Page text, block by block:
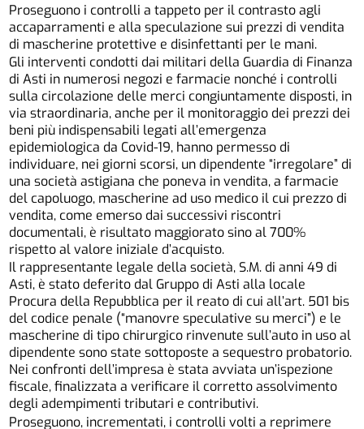
Proseguono i controlli a tappeto per il contrasto agli
accaparramenti e alla speculazione sui prezzi di vendita
di mascherine protettive e disinfettanti per le mani.
Gli interventi condotti dai militari della Guardia di Finanza
di Asti in numerosi negozi e farmacie nonché i controlli
sulla circolazione delle merci congiuntamente disposti, in
via straordinaria, anche per il monitoraggio dei prezzi dei
beni più indispensabili legati all’emergenza
epidemiologica da Covid-19, hanno permesso di
individuare, nei giorni scorsi, un dipendente “irregolare” di
una società astigiana che poneva in vendita, a farmacie
del capoluogo, mascherine ad uso medico il cui prezzo di
vendita, come emerso dai successivi riscontri
documentali, è risultato maggiorato sino al 700%
rispetto al valore iniziale d’acquisto.
Il rappresentante legale della società, S.M. di anni 49 di
Asti, è stato deferito dal Gruppo di Asti alla locale
Procura della Repubblica per il reato di cui all’art. 501 bis
del codice penale (“manovre speculative su merci”) e le
mascherine di tipo chirurgico rinvenute sull’auto in uso al
dipendente sono state sottoposte a sequestro probatorio.
Nei confronti dell’impresa è stata avviata un’ispezione
fiscale, finalizzata a verificare il corretto assolvimento
degli adempimenti tributari e contributivi.
Proseguono, incrementati, i controlli volti a reprimere